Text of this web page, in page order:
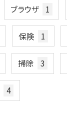
ブラウザ 1
保険 1
掃除 3
4